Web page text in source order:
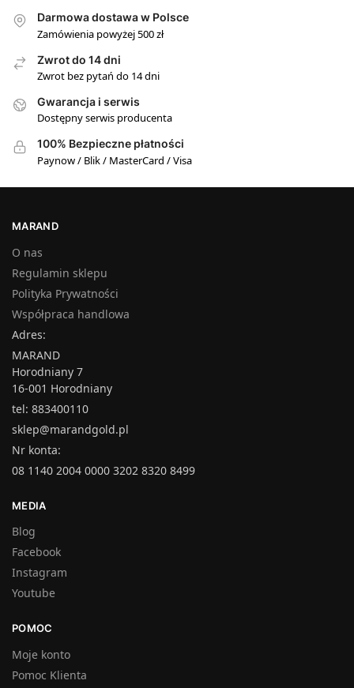
Darmowa dostawa w Polsce
Zamówienia powyżej 500 zł
Zwrot do 14 dni
Zwrot bez pytań do 14 dni
Gwarancja i serwis
Dostępny serwis producenta
100% Bezpieczne płatności
Paynow / Blik / MasterCard / Visa
MARAND
O nas
Regulamin sklepu
Polityka Prywatności
Współpraca handlowa
Adres:
MARAND
Horodniany 7
16-001 Horodniany
tel: 883400110
sklep@marandgold.pl
Nr konta:
08 1140 2004 0000 3202 8320 8499
MEDIA
Blog
Facebook
Instagram
Youtube
POMOC
Moje konto
Pomoc Klienta